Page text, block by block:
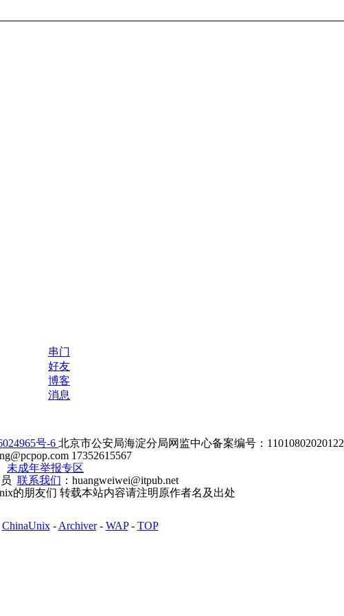
串门
好友
博客
消息
号-6 北京市公安局海淀分局网监中心备案编号：11010802020122
17352615567
未成年举报专区
联系我们 ：huangweiwei@itpub.net
的朋友们 转载本站内容请注明原作者名及出处
ChinaUnix- Archiver- WAP- TOP